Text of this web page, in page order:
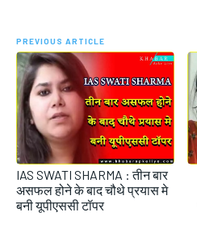
PREVIOUS ARTICLE
IAS SWATI SHARMA : तीन बार
असफल होने के बाद चौथे प्रयास मे
बनी यूपीएससी टॉपर